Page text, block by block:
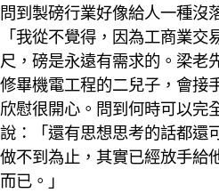
問到製磅行業好像給人一種沒
「我從不覺得，因為工商業
尺，磅是永遠有需求的。梁老
修畢機電工程的二兒子，會接
欣慰很開心。問到何時可以完
說：「還有思想思考的話都還
做不到為止，其實已經放手給
而已。」